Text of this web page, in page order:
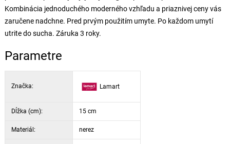
Kombinácia jednoduchého moderného vzhľadu a priaznivej ceny vás
zaručene nadchne. Pred prvým použitím umyte. Po každom umytí
utrite do sucha. Záruka 3 roky.
Parametre
Značka: Lamart
Dĺžka (cm): 15 cm
Materiál: nerez